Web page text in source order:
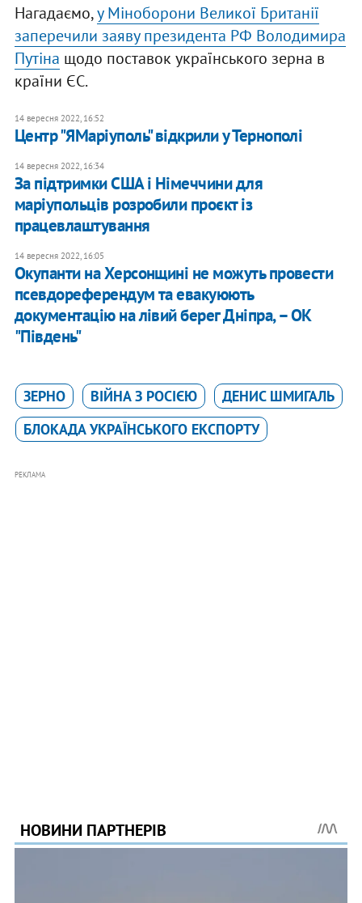
Нагадаємо,у Міноборони Великої Британії
заперечили заяву президента РФ Володимира
Путіна щодо поставок українського зерна в
країни ЄС.
14 вересня 2022, 16:52
Центр "ЯМаріуполь" відкрили у Тернополі
14 вересня 2022, 16:34
За підтримки США і Німеччини для
маріупольців розробили проєкт із
працевлаштування
14 вересня 2022, 16:05
Окупанти на Херсонщині не можуть провести
псевдореферендум та евакуюють
документацію на лівий берег Дніпра, – ОК
"Південь"
ЗЕРНО ВІЙНА З РОСІЄЮ
ДЕНИС ШМИГАЛЬ
БЛОКАДА УКРАЇНСЬКОГО ЕКСПОРТУ
РЕКЛАМА